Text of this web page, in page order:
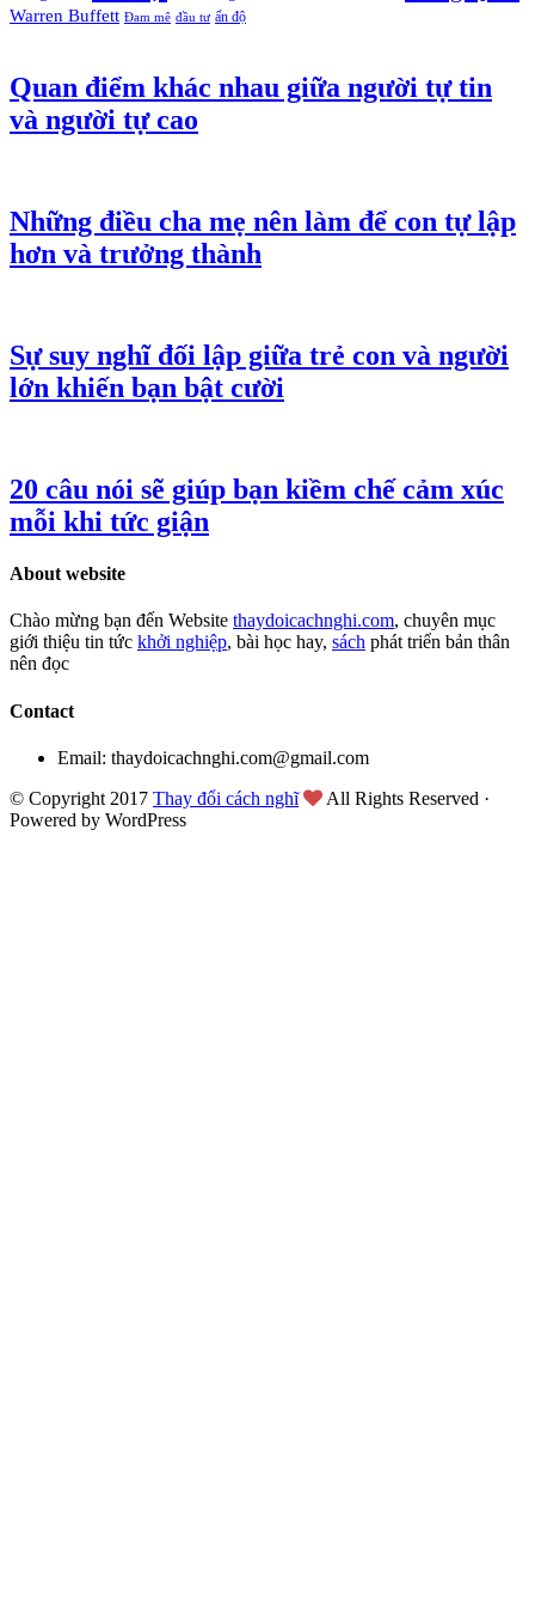
Warren Buffett Đam mê đầu tư ấn độ
Quan điểm khác nhau giữa người tự tin
và người tự cao
Những điều cha mẹ nên làm để con tự lập
hơn và trưởng thành
Sự suy nghĩ đối lập giữa trẻ con và người
lớn khiến bạn bật cười
20 câu nói sẽ giúp bạn kiềm chế cảm xúc
mỗi khi tức giận
About website
Chào mừng bạn đến Website thaydoicachnghi.com, chuyên mục
giới thiệu tin tức khởi nghiệp, bài học hay, sách phát triển bản thân
nên đọc
Contact
Email: thaydoicachnghi.com@gmail.com
© Copyright 2017 Thay đổi cách nghĩ
All Rights Reserved ·
Powered by WordPress